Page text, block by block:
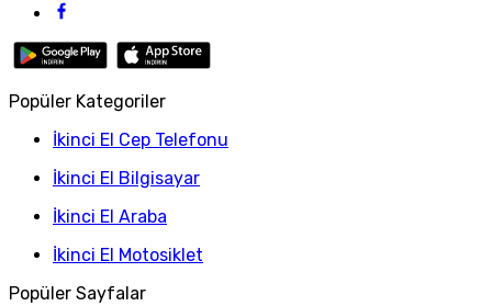
Popüler Kategoriler
İkinci El Cep Telefonu
İkinci El Bilgisayar
İkinci El Araba
İkinci El Motosiklet
Popüler Sayfalar